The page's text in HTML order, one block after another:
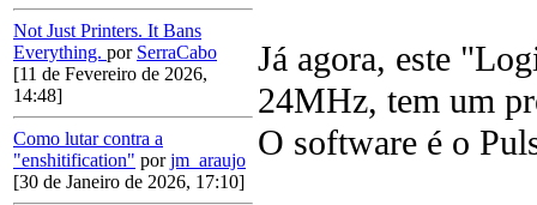
Not Just Printers. It Bans
Everything. por SerraCabo
[11 de Fevereiro de 2026,
14:48]
Como lutar contra a
"enshitification" porjm_araujo
[30 de Janeiro de 2026, 17:10]
Já agora, este
24MHz, tem um
O software é o